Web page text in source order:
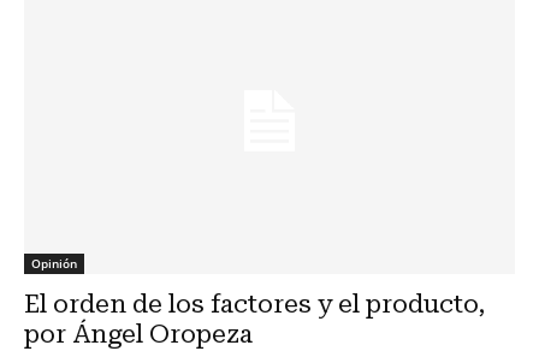
Opinión
El orden de los factores y el producto,
por Ángel Oropeza